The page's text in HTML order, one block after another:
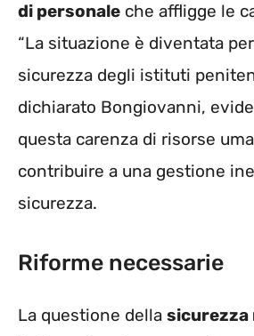
di personale che affligge le
“La situazione è diventata
sicurezza degli istituti
dichiarato Bongiovanni,
questa carenza di risorse
contribuire a una gestione
sicurezza.
Riforme necessarie
La questione della sicurezza